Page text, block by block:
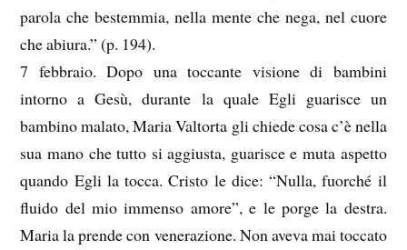
parola che bestemmia, nella mente che nega, nel cuore
che abiura.” (p. 194).
7 febbraio. Dopo una toccante visione di bambini
intorno a Gesù, durante la quale Egli guarisce un
bambino malato, Maria Valtorta gli chiede cosa c’è nella
sua mano che tutto si aggiusta, guarisce e muta aspetto
quando Egli la tocca. Cristo le dice: “Nulla, fuorché il
fluido del mio immenso amore”, e le porge la destra.
Maria la prende con venerazione. Non aveva mai toccato